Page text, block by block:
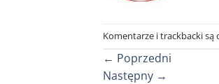
Komentarze i trackbacki są
← Poprzedni
Następny →